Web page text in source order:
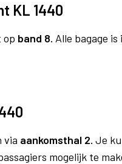
KL 1440
op band 8. Alle bagage
via aankomsthal 2. Je
mogelijk te